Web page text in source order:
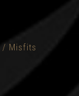
/ Misfits